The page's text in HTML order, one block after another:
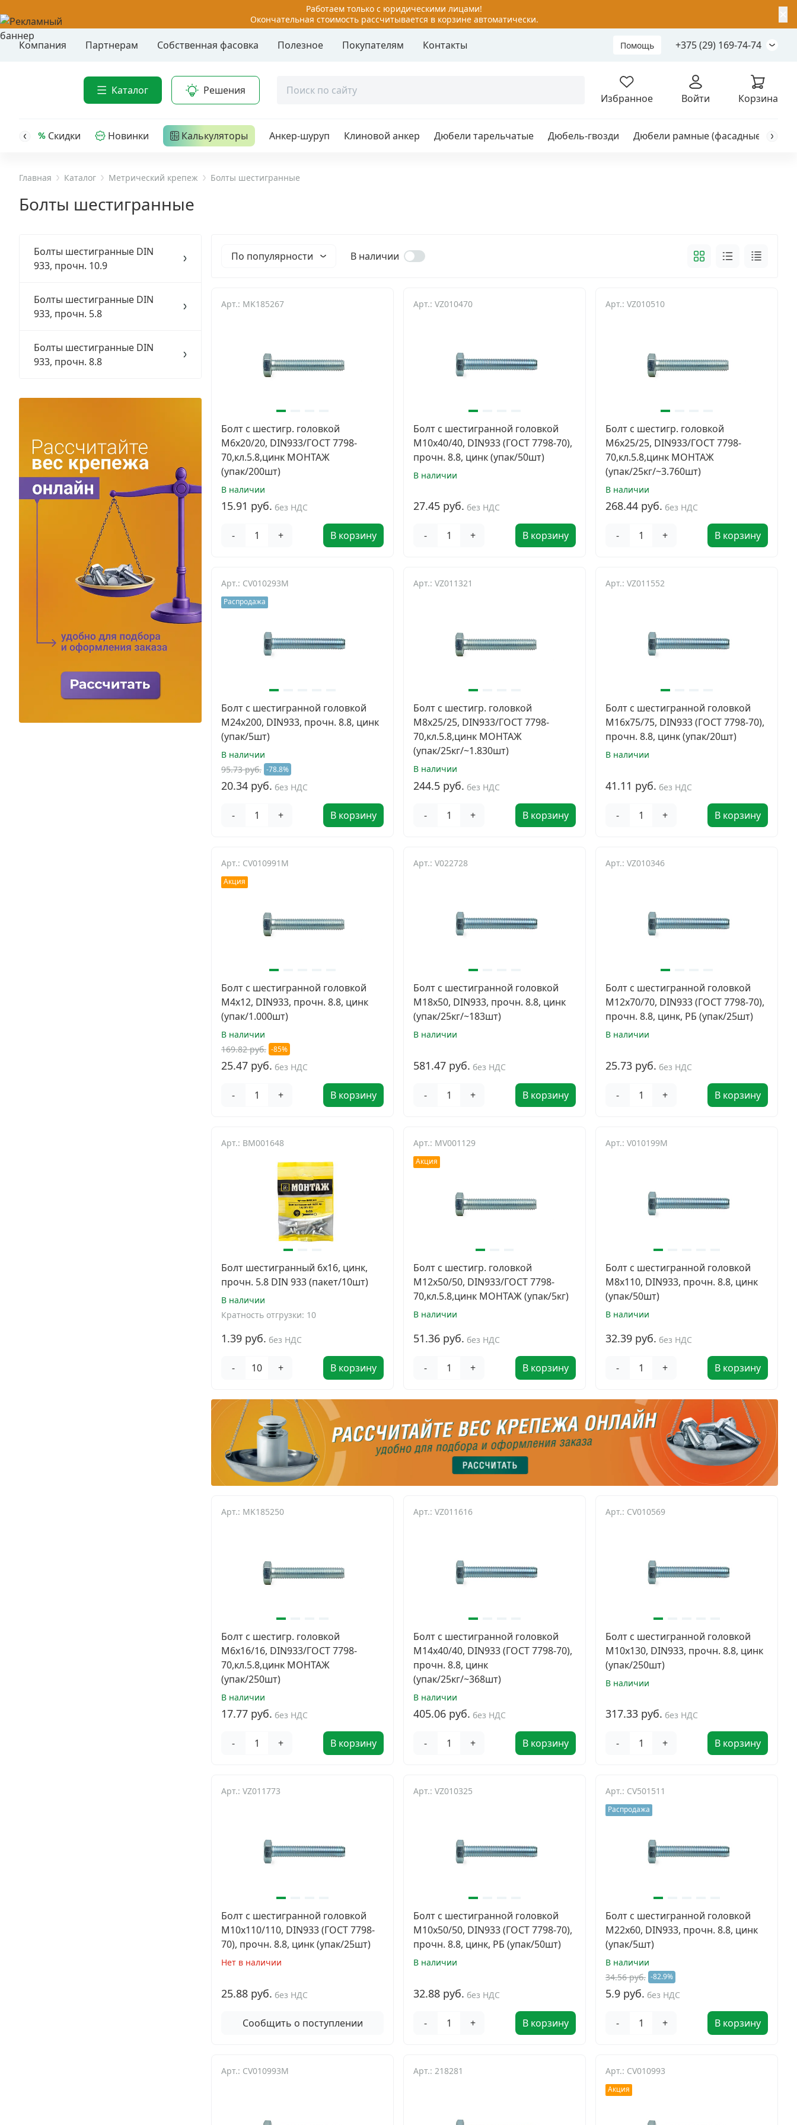
Работаем только с юридическими лицами!
Окончательная стоимость рассчитывается в корзине автоматически.
Компания Партнерам Собственная фасовка Полезное Покупателям Контакты Помощь +375 (29) 169-74-74
Избранное Войти Корзина
Каталог Решения
Распродажа
Уценка
Химический крепеж
Хомуты и шуруп-шпильки
Комплекты и наборы крепежа
Кронштейны и крюки хозяйственные
Метрический крепеж
Нержавеющий крепеж
Перфорированный крепеж
Скобяные изделия и мебельная фурнитура
Анкерные болты
головкой
Анкерный болт с гайкой
трех- распорный
Металлический анкер для
Скидки Новинки Калькуляторы Анкер-шуруп Клиновой анкер Дюбели тарельчатые Дюбель-гвозди Дюбели рамные (фасадные)
Главная Каталог Метрический крепеж Болты шестигранные
Болты шестигранные
Болты шестигранные DIN
933, прочн. 10.9
Болты шестигранные DIN
933, прочн. 5.8
Болты шестигранные DIN
933, прочн. 8.8
По популярности В наличии
Арт.: MK185267
Болт с шестигр. головкой
М6х20/20, DIN933/ГОСТ 7798-
70,кл.5.8,цинк МОНТАЖ
(упак/200шт)
В наличии
15.91 руб. без НДС
- + В корзину
Арт.: VZ010470
Болт с шестигранной головкой
М10х40/40, DIN933 (ГОСТ 7798-70),
прочн. 8.8, цинк (упак/50шт)
В наличии
27.45 руб. без НДС
- + В корзину
Арт.: VZ010510
Болт с шестигр. головкой
М6х25/25, DIN933/ГОСТ 7798-
70,кл.5.8,цинк МОНТАЖ
(упак/25кг/~3.760шт)
В наличии
268.44 руб. без НДС
- + В корзину
Арт.: CV010293M
Распродажа
Болт с шестигранной головкой
М24х200, DIN933, прочн. 8.8, цинк
(упак/5шт)
В наличии
95.73 руб. -78.8%
20.34 руб. без НДС
- + В корзину
Арт.: VZ011321
Болт с шестигр. головкой
М8х25/25, DIN933/ГОСТ 7798-
70,кл.5.8,цинк МОНТАЖ
(упак/25кг/~1.830шт)
В наличии
244.5 руб. без НДС
- + В корзину
Арт.: VZ011552
Болт с шестигранной головкой
М16х75/75, DIN933 (ГОСТ 7798-70),
прочн. 8.8, цинк (упак/20шт)
В наличии
41.11 руб. без НДС
- + В корзину
Арт.: CV010991M
Акция
Болт с шестигранной головкой
М4х12, DIN933, прочн. 8.8, цинк
(упак/1.000шт)
В наличии
169.82 руб. -85%
25.47 руб. без НДС
- + В корзину
Арт.: V022728
Болт с шестигранной головкой
М18х50, DIN933, прочн. 8.8, цинк
(упак/25кг/~183шт)
В наличии
581.47 руб. без НДС
- + В корзину
Арт.: VZ010346
Болт с шестигранной головкой
М12х70/70, DIN933 (ГОСТ 7798-70),
прочн. 8.8, цинк, РБ (упак/25шт)
В наличии
25.73 руб. без НДС
- + В корзину
Арт.: BM001648
Болт шестигранный 6х16, цинк,
прочн. 5.8 DIN 933 (пакет/10шт)
В наличии
Кратность отгрузки: 10
1.39 руб. без НДС
- + В корзину
Арт.: MV001129
Акция
Болт с шестигр. головкой
М12х50/50, DIN933/ГОСТ 7798-
70,кл.5.8,цинк МОНТАЖ (упак/5кг)
В наличии
51.36 руб. без НДС
- + В корзину
Арт.: V010199M
Болт с шестигранной головкой
М8х110, DIN933, прочн. 8.8, цинк
(упак/50шт)
В наличии
32.39 руб. без НДС
- + В корзину
Арт.: MK185250
Болт с шестигр. головкой
М6х16/16, DIN933/ГОСТ 7798-
70,кл.5.8,цинк МОНТАЖ
(упак/250шт)
В наличии
17.77 руб. без НДС
- + В корзину
Арт.: VZ011616
Болт с шестигранной головкой
М14х40/40, DIN933 (ГОСТ 7798-70),
прочн. 8.8, цинк
(упак/25кг/~368шт)
В наличии
405.06 руб. без НДС
- + В корзину
Арт.: CV010569
Болт с шестигранной головкой
М10х130, DIN933, прочн. 8.8, цинк
(упак/250шт)
В наличии
317.33 руб. без НДС
- + В корзину
Арт.: VZ011773
Болт с шестигранной головкой
М10х110/110, DIN933 (ГОСТ 7798-
70), прочн. 8.8, цинк (упак/25шт)
Нет в наличии
25.88 руб. без НДС
Сообщить о поступлении
Арт.: VZ010325
Болт с шестигранной головкой
М10х50/50, DIN933 (ГОСТ 7798-70),
прочн. 8.8, цинк, РБ (упак/50шт)
В наличии
32.88 руб. без НДС
- + В корзину
Арт.: CV501511
Распродажа
Болт с шестигранной головкой
М22x60, DIN933, прочн. 8.8, цинк
(упак/5шт)
В наличии
34.56 руб. -82.9%
5.9 руб. без НДС
- + В корзину
Арт.: CV010993M Арт.: 218281 Арт.: CV010993
Акция